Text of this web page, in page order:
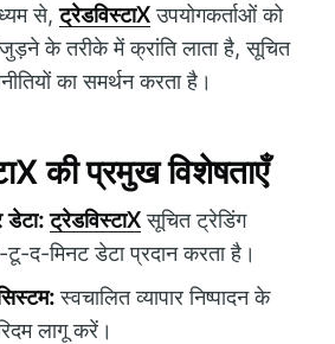
से,ट्रेडविस्टाXउपयोगकर्ताओं को
जुड़ने के तरीके में क्रांति लाता है, सूचित
का समर्थन करता है।
की प्रमुख विशेषताएँ
डेटा: ट्रेडविस्टाXसूचित ट्रेडिंग
टू-द-मिनट डेटा प्रदान करता है।
स्वचालित व्यापार निष्पादन के
लागू करें।